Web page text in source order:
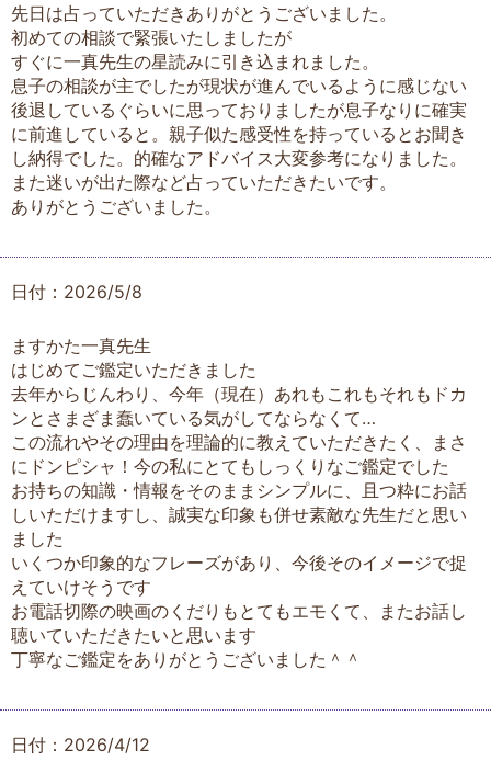
先日は占っていただきありがとうございました。
初めての相談で緊張いたしましたが
すぐに一真先生の星読みに引き込まれました。
息子の相談が主でしたが現状が進んでいるように感じない
後退しているぐらいに思っておりましたが息子なりに確実
に前進していると。親子似た感受性を持っているとお聞き
し納得でした。的確なアドバイス大変参考になりました。
また迷いが出た際など占っていただきたいです。
ありがとうございました。
日付：2026/5/8
ますかた一真先生
はじめてご鑑定いただきました
去年からじんわり、今年（現在）あれもこれもそれもドカ
ンとさまざま蠢いている気がしてならなくて…
この流れやその理由を理論的に教えていただきたく、まさ
にドンピシャ！今の私にとてもしっくりなご鑑定でした
お持ちの知識・情報をそのままシンプルに、且つ粋にお話
しいただけますし、誠実な印象も併せ素敵な先生だと思い
ました
いくつか印象的なフレーズがあり、今後そのイメージで捉
えていけそうです
お電話切際の映画のくだりもとてもエモくて、またお話し
聴いていただきたいと思います
丁寧なご鑑定をありがとうございました＾＾
日付：2026/4/12